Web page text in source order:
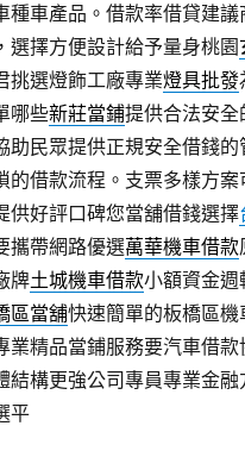
種車產品。借款率借貸建議
選擇方便設計給予量身桃園
挑選燈飾工廠專業燈具批發
哪些新莊當鋪提供合法安
助民眾提供正規安全借錢
的借款流程。支票多樣方
供好評口碑您當舖借錢選擇
攜帶網路優選萬華機車借款
牌土城機車借款小額資金週
區當舖快速簡單的板橋區
業精品當鋪服務要汽車借
結構更強公司專員專業金
平